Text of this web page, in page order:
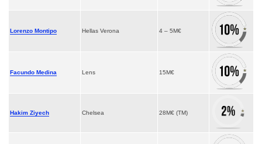
Lorenzo Montipo Hellas Verona 4 – 5M€
Facundo Medina Lens 15M€
Hakim Ziyech Chelsea 28M€ (TM)